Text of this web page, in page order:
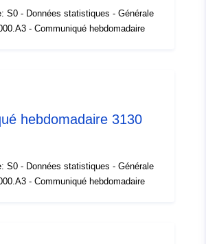
February 2024
], [ 2.54, 49.49 ], [ 2.54, 51.51
S0 - Données statistiques - Générale
- Communiqué hebdomadaire
hebdomadaire 3130
S0 - Données statistiques - Générale
- Communiqué hebdomadaire